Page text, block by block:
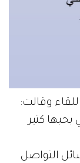
وقالت:
كتير
التواصل